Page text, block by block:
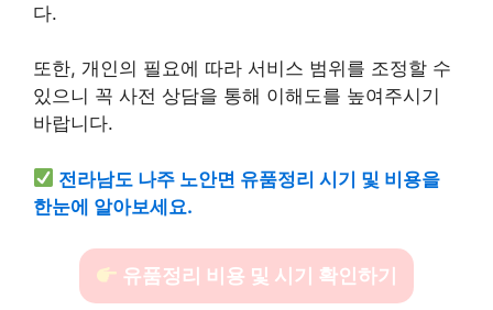
다.
또한, 개인의 필요에 따라 서비스 범위를 조정할 수
있으니 꼭 사전 상담을 통해 이해도를 높여주시기
바랍니다.
전라남도 나주 노안면 유품정리 시기 및 비용을
한눈에 알아보세요.
유품정리 비용 및 시기 확인하기